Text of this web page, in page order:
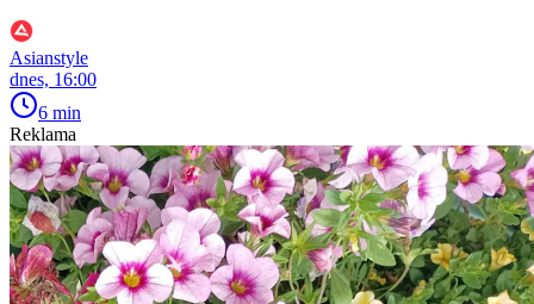
Asianstyle
dnes, 16:00
6 min
Reklama